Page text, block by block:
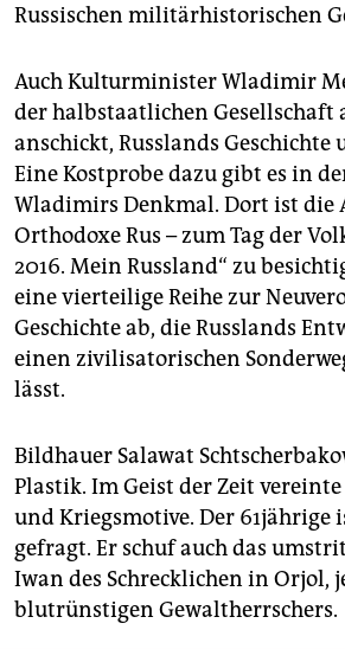
Russischen militärhistorischen
Auch Kulturminister Wladimir
der halbstaatlichen Gesellschaft
anschickt, Russlands Geschichte
Eine Kostprobe dazu gibt es in
Wladimirs Denkmal. Dort ist die
Orthodoxe Rus – zum Tag der
2016. Mein Russland“ zu
eine vierteilige Reihe zur
Geschichte ab, die Russlands
einen zivilisatorischen
lässt.
Bildhauer Salawat
Plastik. Im Geist der Zeit
und Kriegsmotive. Der 61jährige
gefragt. Er schuf auch das
Iwan des Schrecklichen in Orjol,
blutrünstigen Gewaltherrschers.